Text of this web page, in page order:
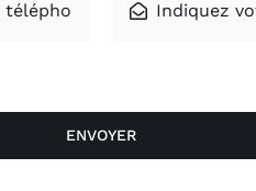
ENVOYER